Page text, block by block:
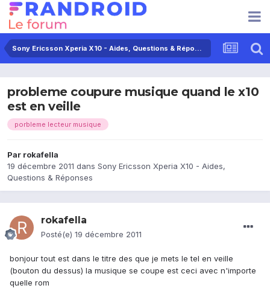
Sony Ericsson Xperia X10 - Aides, Questions & Réponses
probleme coupure musique quand le x10
est en veille
porbleme lecteur musique
Par rokafella
19 décembre 2011 dans Sony Ericsson Xperia X10 - Aides,
Questions & Réponses
rokafella
Posté(e) 19 décembre 2011
bonjour tout est dans le titre des que je mets le tel en veille
(bouton du dessus) la musique se coupe est ceci avec n'importe
quelle rom